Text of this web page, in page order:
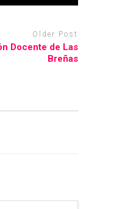
Older Post
Docente de Las
Breñas